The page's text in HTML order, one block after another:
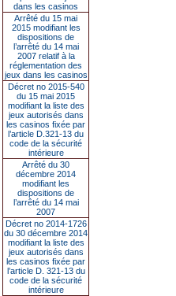
dans les casinos
Arrêté du 15 mai
2015 modifiant les
dispositions de
l’arrêté du 14 mai
2007 relatif à la
réglementation des
jeux dans les casinos
Décret no 2015-540
du 15 mai 2015
modifiant la liste des
jeux autorisés dans
les casinos fixée par
l’article D.321-13 du
code de la sécurité
intérieure
Arrêté du 30
décembre 2014
modifiant les
dispositions de
l’arrêté du 14 mai
2007
Décret no 2014-1726
du 30 décembre 2014
modifiant la liste des
jeux autorisés dans
les casinos fixée par
l’article D. 321-13 du
code de la sécurité
intérieure